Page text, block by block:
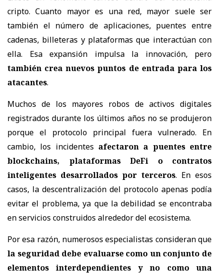
cripto. Cuanto mayor es una red, mayor suele ser
también el número de aplicaciones, puentes entre
cadenas, billeteras y plataformas que interactúan con
ella. Esa expansión impulsa la innovación, pero
también crea nuevos puntos de entrada para los
atacantes.
Muchos de los mayores robos de activos digitales
registrados durante los últimos años no se produjeron
porque el protocolo principal fuera vulnerado. En
cambio, los incidentes afectaron a puentes entre
blockchains, plataformas DeFi o contratos
inteligentes desarrollados por terceros. En esos
casos, la descentralización del protocolo apenas podía
evitar el problema, ya que la debilidad se encontraba
en servicios construidos alrededor del ecosistema.
Por esa razón, numerosos especialistas consideran que
la seguridad debe evaluarse como un conjunto de
elementos interdependientes y no como una